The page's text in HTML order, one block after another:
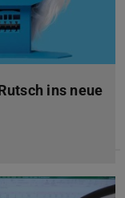
ins neue